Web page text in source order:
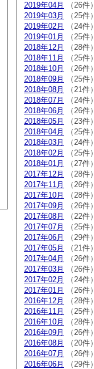
2019年04月
（26件）
2019年03月
（25件）
2019年02月
（24件）
2019年01月
（25件）
2018年12月
（28件）
2018年11月
（25件）
2018年10月
（26件）
2018年09月
（25件）
2018年08月
（21件）
2018年07月
（24件）
2018年06月
（26件）
2018年05月
（23件）
2018年04月
（25件）
2018年03月
（24件）
2018年02月
（25件）
2018年01月
（27件）
2017年12月
（28件）
2017年11月
（26件）
2017年10月
（28件）
2017年09月
（26件）
2017年08月
（22件）
2017年07月
（25件）
2017年06月
（29件）
2017年05月
（21件）
2017年04月
（26件）
2017年03月
（26件）
2017年02月
（24件）
2017年01月
（26件）
2016年12月
（28件）
2016年11月
（25件）
2016年10月
（28件）
2016年09月
（26件）
2016年08月
（20件）
2016年07月
（26件）
2016年06月
（29件）